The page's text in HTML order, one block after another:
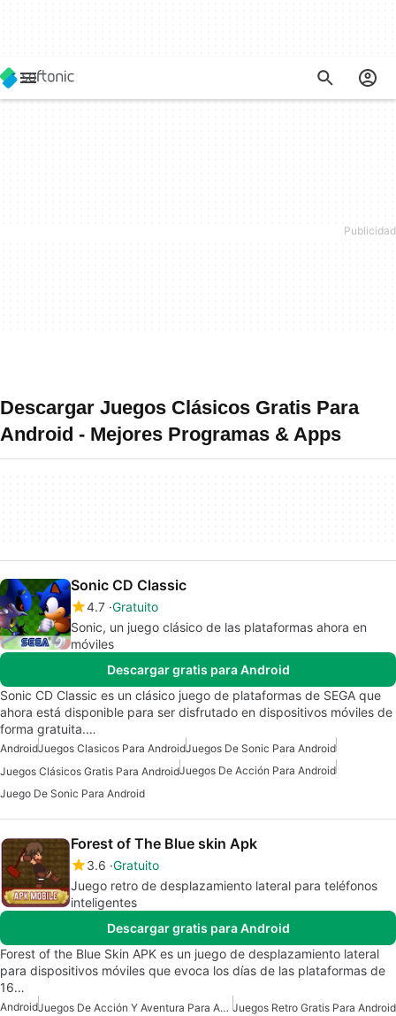
Descargar Juegos Clásicos Gratis Para
Android - Mejores Programas & Apps
Sonic CD Classic
4.7 Gratuito
Sonic, un juego clásico de las plataformas ahora en
móviles
Descargar gratis para Android
Sonic CD Classic es un clásico juego de plataformas de SEGA que
ahora está disponible para ser disfrutado en dispositivos móviles de
forma gratuita.…
AndroidJuegos Clasicos Para AndroidJuegos De Sonic Para Android
Juegos Clásicos Gratis Para AndroidJuegos De Acción Para Android
Juego De Sonic Para Android
Forest of The Blue skin Apk
3.6 Gratuito
Juego retro de desplazamiento lateral para teléfonos
inteligentes
Descargar gratis para Android
Forest of the Blue Skin APK es un juego de desplazamiento lateral
para dispositivos móviles que evoca los días de las plataformas de
16…
Android Juegos De Acción Y Aventura Para Android Juegos Retro Gratis Para Android